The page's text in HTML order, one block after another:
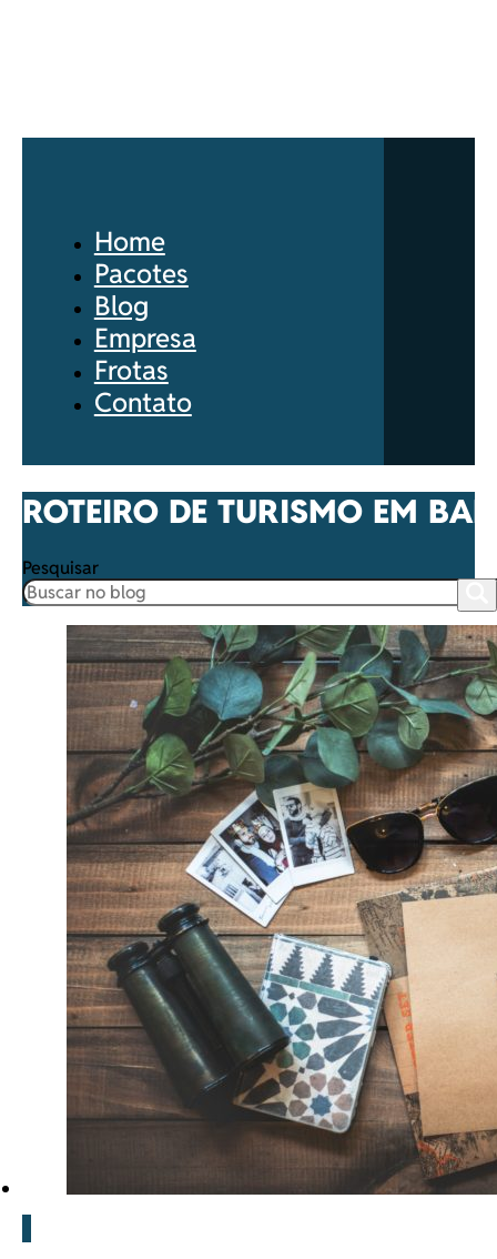
Home
Pacotes
Blog
Empresa
Frotas
Contato
ROTEIRO DE TURISMO EM
Pesquisar